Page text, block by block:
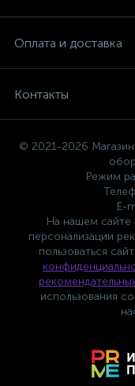
Оплата и доставка
Контакты
© 2021-2026
Режим
E-
На нашем сайте
персонализации
пользоваться
использования